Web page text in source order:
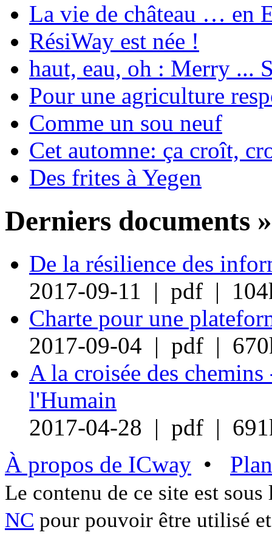
La vie de château … en
RésiWay est née !
haut, eau, oh : Merry ...
Pour une agriculture
Comme un sou neuf
Cet automne: ça croît,
Des frites à Yegen
Derniers documents »
De la résilience des
2017-09-11 | pdf |
Charte pour une
2017-09-04 | pdf |
A la croisée des
l'Humain
2017-04-28 | pdf |
À propos de ICway •
Le contenu de ce site est
NC pour pouvoir être utilisé